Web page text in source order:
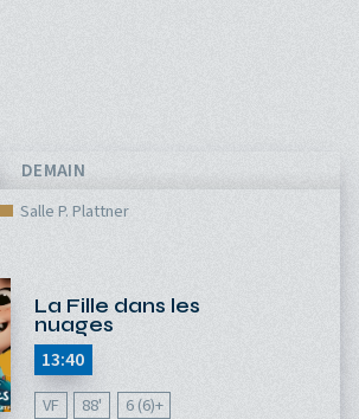
DEMAIN
Salle P. Plattner
La Fille dans les
nuages
VF 88' 6 (6)+
13:40